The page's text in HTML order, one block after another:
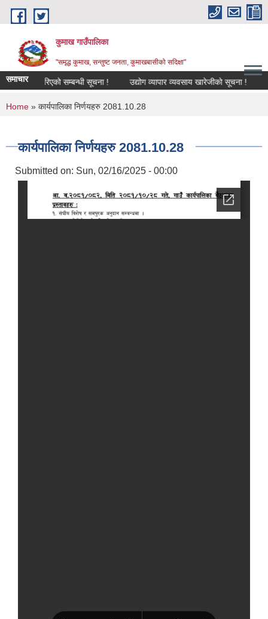
Skip to main content
कुमाख गाउँपालिका
"समृद्ध कुमाख, सन्तुष्ट जनता, कुमाखबासीको सदिक्षा"
समाचारगरिएको सम्बन्धी सूचना ! उद्योग व्यापार व्यवसाय खारेजीको सूचना !
You are here
Home » कार्यपालिका निर्णयहरु 2081.10.28
कार्यपालिका निर्णयहरु 2081.10.28
Submitted on: Sun, 02/16/2025 - 00:00